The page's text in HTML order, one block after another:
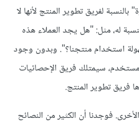
بالنسبة لفريق تطوير المنتج لأنها لا
له، مثل: "هل يجد العملاء هذه
استخدام منتجنا؟". وبدون وجود
سيمتلك فريق الإحصائيات
فريق تطوير المنتج.
فوجدنا أن الكثير من النصائح